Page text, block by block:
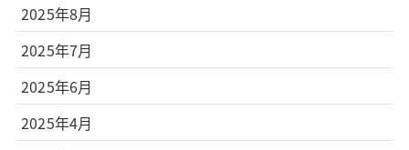
2025年8月
2025年7月
2025年6月
2025年4月